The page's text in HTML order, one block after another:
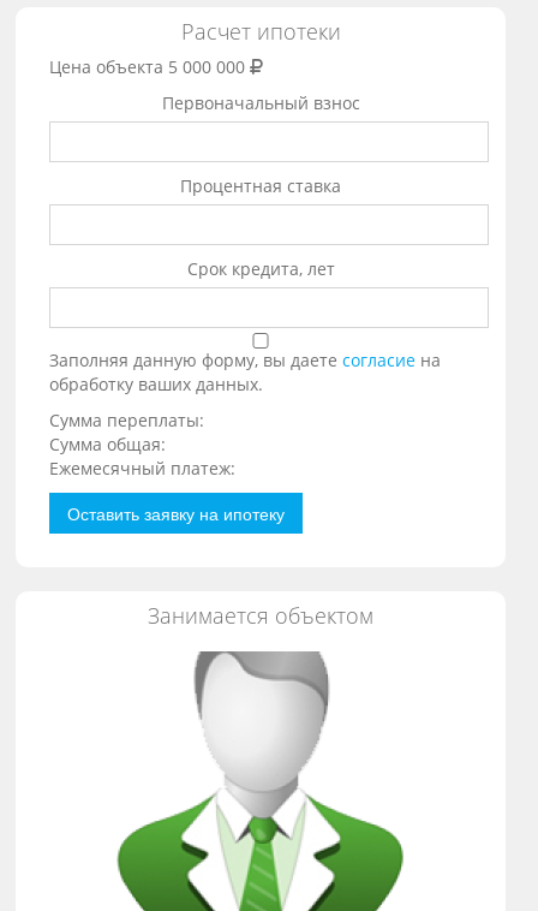
Расчет ипотеки
Цена объекта 5 000 000
Первоначальный взнос
Процентная ставка
Срок кредита, лет
Заполняя данную форму, вы даетесогласие на
обработку ваших данных.
Сумма переплаты:
Сумма общая:
Ежемесячный платеж:
Оставить заявку на ипотеку
Занимается объектом